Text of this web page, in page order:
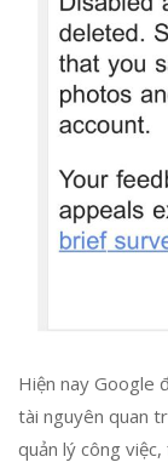
Hiện nay Google
tài nguyên quan
quản lý công